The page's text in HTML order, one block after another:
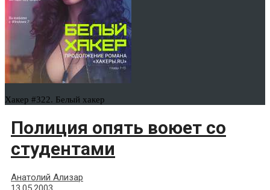
Хакер #322. Белый хакер
Полиция опять воюет со
студентами
Анатолий Ализар